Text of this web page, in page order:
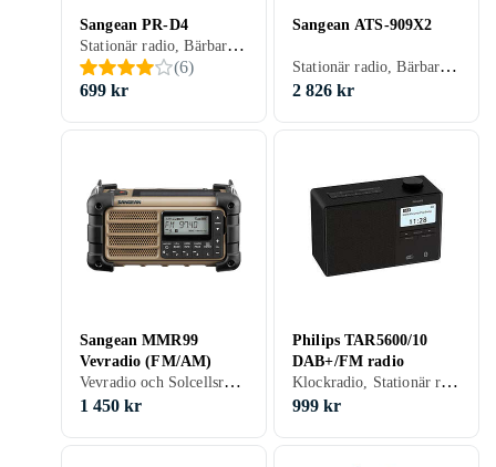
Sangean PR-D4
Stationär radio, Bärbar radio, FM, AM, Batteri, Klockradio med alarm, Display, Hörlursutgång, Analog 3,5mm-ingång (Aux)
(6)
699 kr
Sangean ATS-909X2
Stationär radio, Bärbar radio, FM, AM, LW, MW, SW, RDS-radio, Klockradio med alarm, Hörlursutgång, Analog 3,5mm-ingång (Aux)
2 826 kr
Sangean MMR99
Vevradio (FM/AM)
Vevradio och Solcellsradio, Stationär radio, Bärbar radio, FM, AM, DAB, DAB+, Solenergi, Batteri, Vev, Uppladdningsbart batteri, RDS-radio, Projicering av tid, Display, Allvädersskydd (damm/fukttålig), Hörlursutgång, USB, Analog 3,5mm-ingång (Aux)
1 450 kr
Philips TAR5600/10
DAB+/FM radio
Klockradio, Stationär radio, Bärbar radio, FM, DAB, DAB+, Klockradio med alarm, Allvädersskydd (damm/fukttålig), Hörlursutgång, USB, Analog 3,5mm-ingång (Aux)
999 kr